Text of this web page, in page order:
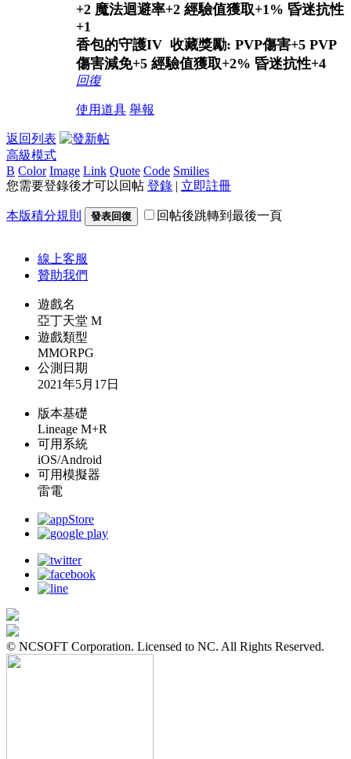
+2 魔法迴避率+2 經驗值獲取+1% 昏迷抗性
+1
香包的守護IV 收藏獎勵: PVP傷害+5 PVP
傷害減免+5 經驗值獲取+2% 昏迷抗性+4
回復
使用道具 舉報
返回列表
高級模式
B Color Image Link Quote Code Smilies
您需要登錄後才可以回帖 登錄 | 立即註冊
本版積分規則 發表回復 回帖後跳轉到最後一頁
線上客服
贊助我們
遊戲名
亞丁天堂 M
遊戲類型
MMORPG
公測日期
2021年5月17日
版本基礎
Lineage M+R
可用系統
iOS/Android
可用模擬器
雷電
© NCSOFT Corporation. Licensed to NC. All Rights Reserved.